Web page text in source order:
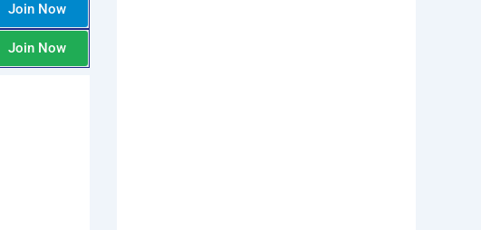
Join Now
Join Now